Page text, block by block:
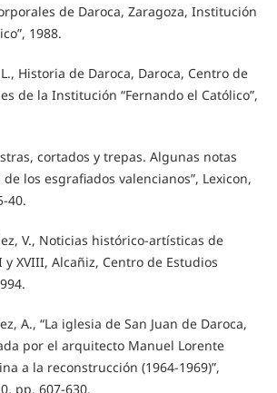
de Daroca, Zaragoza, Institución
1988.
Historia de Daroca, Daroca, Centro de
de la Institución “Fernando el Católico”,
cortados y trepas. Algunas notas
los esgrafiados valencianos”, Lexicon,
40.
V., Noticias histórico-artísticas de
y XVIII, Alcañiz, Centro de Estudios
A., “La iglesia de San Juan de Daroca,
por el arquitecto Manuel Lorente
a la reconstrucción (1964-1969)”,
pp. 607-630.